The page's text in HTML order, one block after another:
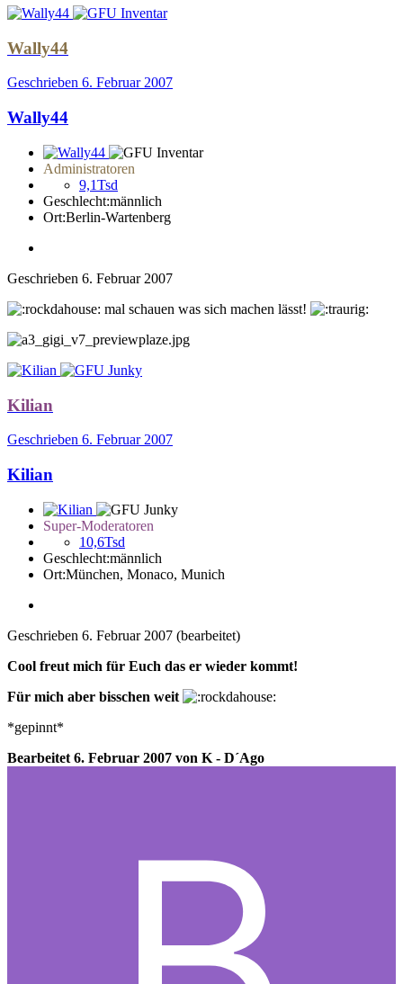
Wally44
Geschrieben 6. Februar 2007
Wally44
Administratoren
9,1Tsd
Geschlecht:männlich
Ort:Berlin-Wartenberg
Geschrieben 6. Februar 2007
mal schauen was sich machen lässt!
Kilian
Geschrieben 6. Februar 2007
Kilian
Super-Moderatoren
10,6Tsd
Geschlecht:männlich
Ort:München, Monaco, Munich
Geschrieben 6. Februar 2007 (bearbeitet)
Cool freut mich für Euch das er wieder kommt!
Für mich aber bisschen weit
*gepinnt*
Bearbeitet 6. Februar 2007 von K - D´Ago